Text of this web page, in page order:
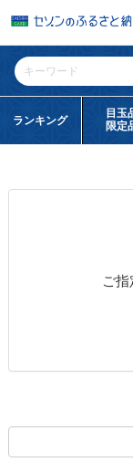
ランキング
目玉
限定
ご指